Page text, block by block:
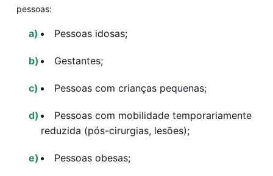
pessoas:
Pessoas idosas;
Gestantes;
Pessoas com crianças pequenas;
Pessoas com mobilidade temporariamente
reduzida (pós-cirurgias, lesões);
Pessoas obesas;